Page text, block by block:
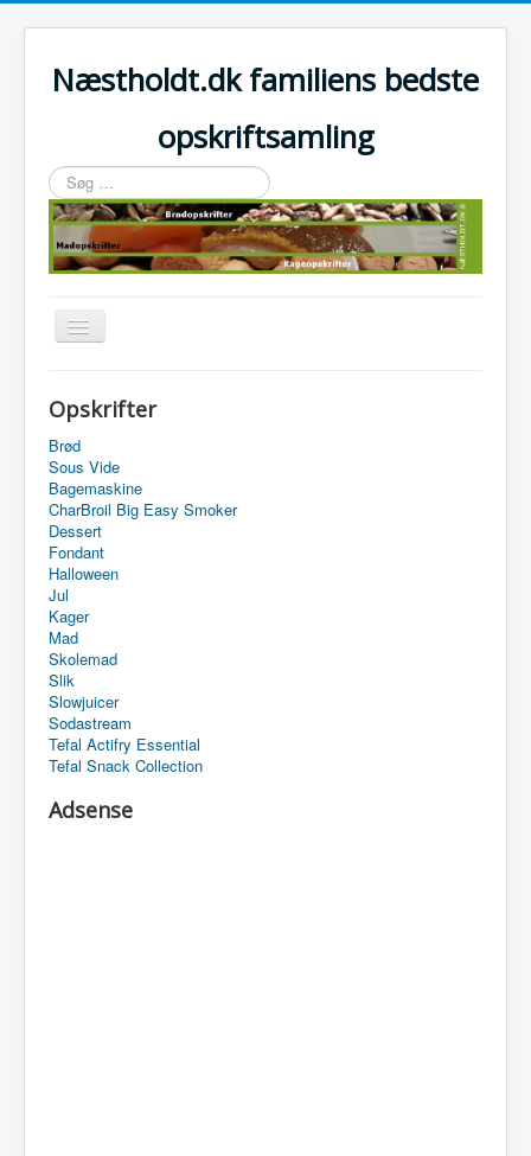
Næstholdt.dk familiens bedste
opskriftsamling
Søg
…
Skift
navigation
Tefal Actifry Essential
Opskrifter
Brød
Sous Vide
Bagemaskine
CharBroil Big Easy Smoker
Dessert
Fondant
Halloween
Jul
Kager
Mad
Skolemad
Slik
Slowjuicer
Sodastream
Tefal Actifry Essential
Tefal Snack Collection
Adsense